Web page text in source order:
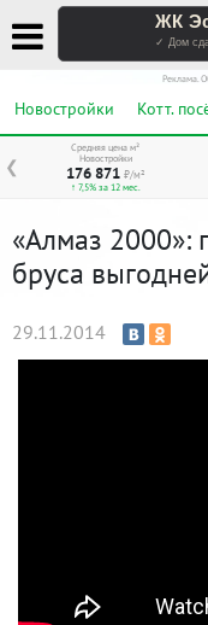
ЖК
✓ Дом
Реклама.
Новостройки Котт.
❮
Средняя цена м²
Новостройки
176 871 ₽/м²
↑ 7,5% за 12 мес.
«Алмаз 2000»:
бруса
29.11.2014